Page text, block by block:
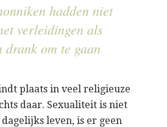
hadden niet
verleidingen als
drank om te gaan
plaats in veel religieuze
daar. Sexualiteit is niet
leven, is er geen